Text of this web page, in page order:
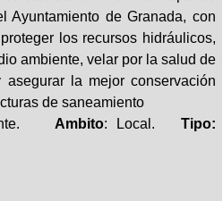
Ayuntamiento de Granada, con
los recursos hidráulicos,
ambiente, velar por la salud de
asegurar la mejor conservación
de saneamiento
Ambito: Local.Tipo: